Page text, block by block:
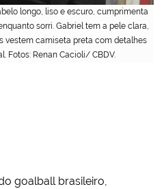
longo, liso e escuro, cumprimenta
sorri. Gabriel tem a pele clara,
vestem camiseta preta com detalhes
Fotos: Renan Cacioli/ CBDV.
goalball brasileiro,